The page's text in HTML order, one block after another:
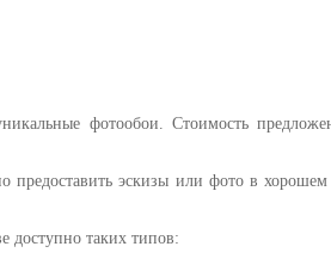
фотообои. Стоимость
эскизы или фото в хорошем
доступно таких типов: